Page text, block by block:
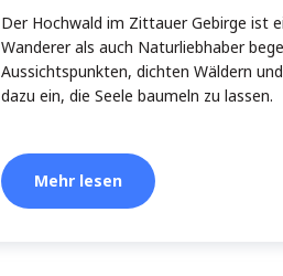
Der Hochwald im Zittauer Gebirge ist
Wanderer als auch Naturliebhaber
Aussichtspunkten, dichten Wäldern
dazu ein, die Seele baumeln zu lassen.
Mehr lesen